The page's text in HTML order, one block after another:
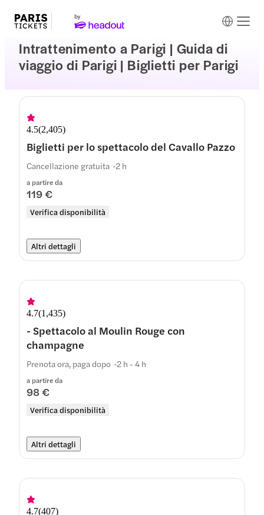
Intrattenimento a Parigi | Guida di
viaggio di Parigi | Biglietti per Parigi
4.5(2,405)
Biglietti per lo spettacolo del Cavallo Pazzo
a partire da
119 €
Verifica disponibilità
Cancellazione gratuita 2 h
Altri dettagli
4.7(1,435)
- Spettacolo al Moulin Rouge con
champagne
a partire da
98 €
Verifica disponibilità
Prenota ora, paga dopo 2 h - 4 h
Altri dettagli
4.7(407)